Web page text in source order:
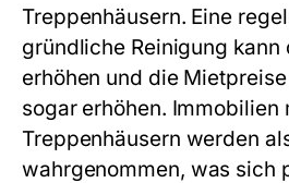
Treppenhäusern. Eine
gründliche Reinigung
erhöhen und die
sogar erhöhen. Immobilien
Treppenhäusern werden
wahrgenommen, was sich